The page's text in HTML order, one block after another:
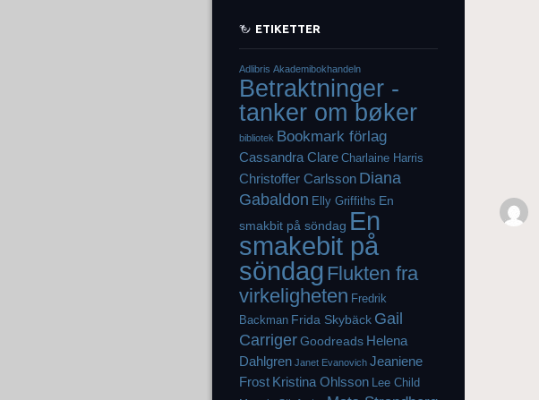
ETIKETTER
Adlibris Akademibokhandeln
Betraktninger -
tanker om bøker
bibliotek Bookmark förlag
Cassandra Clare Charlaine Harris
Christoffer Carlsson Diana
Gabaldon Elly Griffiths En
smakbit på söndag En
smakebit på
söndag Flukten fra
virkeligheten Fredrik
Backman Frida Skybäck Gail
CarrigerGoodreads Helena
Dahlgren Janet Evanovich Jeaniene
Frost Kristina Ohlsson Lee Child